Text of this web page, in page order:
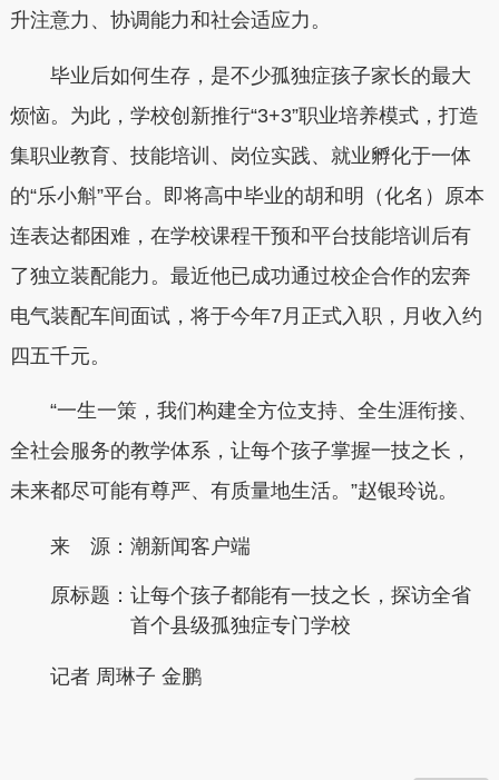
升注意力、协调能力和社会适应力。
毕业后如何生存，是不少孤独症孩子家长的最大
烦恼。为此，学校创新推行“3+3”职业培养模式，打造
集职业教育、技能培训、岗位实践、就业孵化于一体
的“乐小斛”平台。即将高中毕业的胡和明（化名）原本
连表达都困难，在学校课程干预和平台技能培训后有
了独立装配能力。最近他已成功通过校企合作的宏奔
电气装配车间面试，将于今年7月正式入职，月收入约
四五千元。
“一生一策，我们构建全方位支持、全生涯衔接、
全社会服务的教学体系，让每个孩子掌握一技之长，
未来都尽可能有尊严、有质量地生活。”赵银玲说。
来 源：潮新闻客户端
原标题： 让每个孩子都能有一技之长，探访全省
首个县级孤独症专门学校
记者 周琳子 金鹏